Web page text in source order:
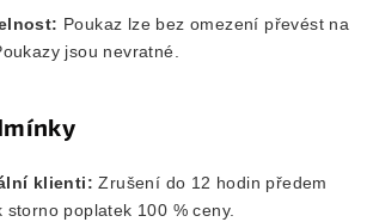
Poukaz lze bez omezení převést na
jsou nevratné.
klienti: Zrušení do 12 hodin předem
storno poplatek 100 % ceny.